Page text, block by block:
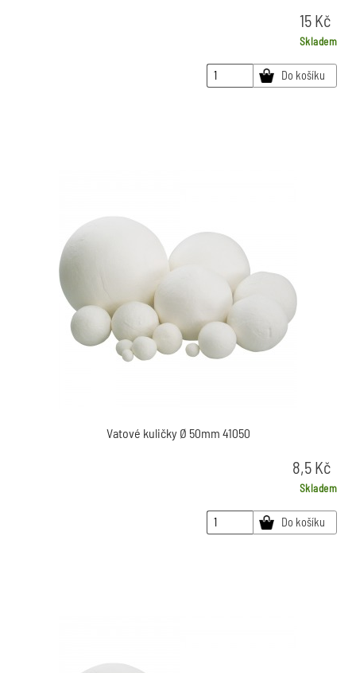
15Kč
Skladem
Do košíku
Vatové kuličky Ø 50mm 41050
8,5Kč
Skladem
Do košíku